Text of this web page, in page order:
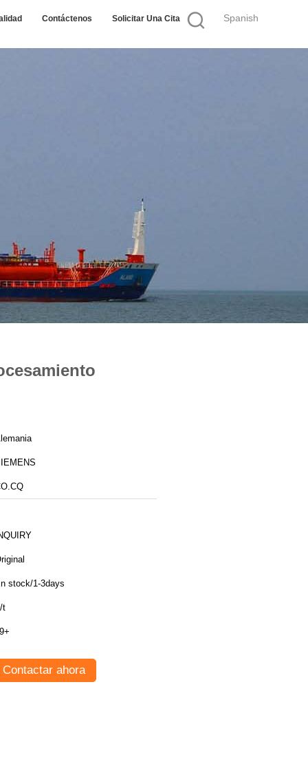
Spanish
Contáctenos Solicitar Una Cita
stock/1-3days
t
Contactar ahora